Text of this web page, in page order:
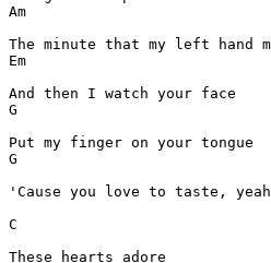
Am
Em
G
G
'Cause you love to taste, yeah
C